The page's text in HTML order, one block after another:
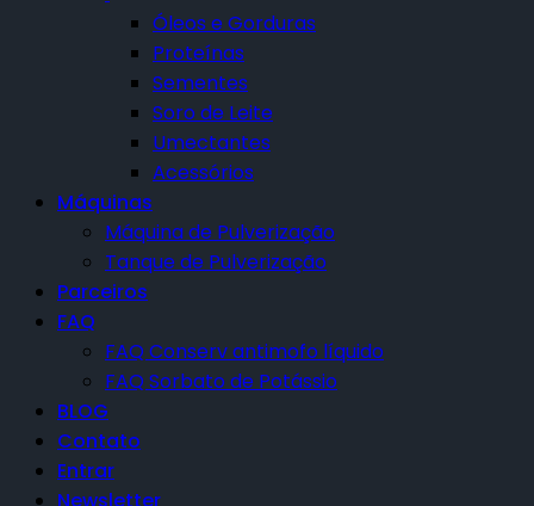
Óleos e Gorduras
Proteínas
Sementes
Soro de Leite
Umectantes
Acessórios
Máquinas
Máquina de Pulverização
Tanque de Pulverização
Parceiros
FAQ
FAQ Conserv antimofo líquido
FAQ Sorbato de Potássio
BLOG
Contato
Entrar
Newsletter